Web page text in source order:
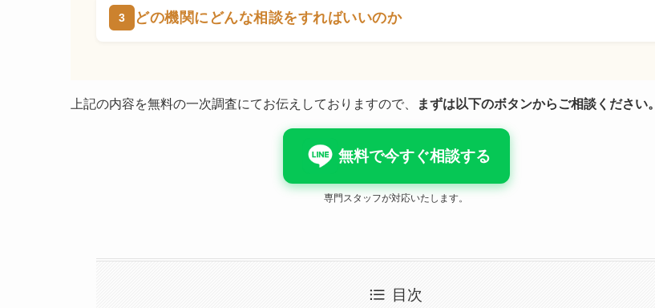
どの機関にどんな相談をすればいいのか
上記の内容を無料の一次調査にてお伝えしておりますので、 まずは以下のボタンからご相談ください。
無料で今すぐ相談する
専門スタッフが対応いたします。
目次